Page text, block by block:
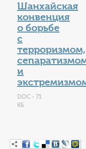
Шанхайская
конвенция
о борьбе
с
терроризмом,
и
DOC - 71
КБ